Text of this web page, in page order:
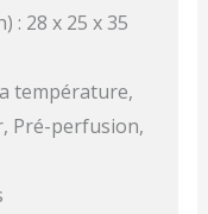
: 28 x 25 x 35
température,
Pré-perfusion,